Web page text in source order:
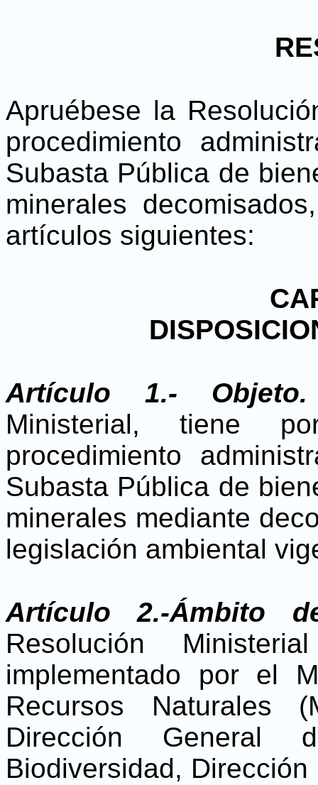
Apruébese la
procedimiento
Subasta Pública de
minerales
artículos siguientes:
Artículo 1.- Objeto.
Ministerial, tiene
procedimiento
Subasta Pública de
minerales mediante
legislación ambiental
Artículo 2.-Ámbito
Resolución
implementado por el
Recursos Naturales
Dirección General
Biodiversidad,